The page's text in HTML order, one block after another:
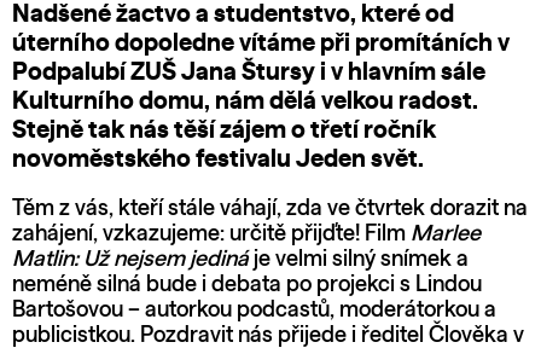
Nadšené žactvo a studentstvo, které od
úterního dopoledne vítáme při promítáních v
Podpalubí ZUŠ Jana Štursy i v hlavním sále
Kulturního domu, nám dělá velkou radost.
Stejně tak nás těší zájem o třetí ročník
novoměstského festivalu Jeden svět.
Těm z vás, kteří stále váhají, zda ve čtvrtek dorazit na
zahájení, vzkazujeme: určitě přijďte! Film Marlee
Matlin: Už nejsem jedináje velmi silný snímek a
neméně silná bude i debata po projekci s Lindou
Bartošovou – autorkou podcastů, moderátorkou a
publicistkou. Pozdravit nás přijede i ředitel Člověka v